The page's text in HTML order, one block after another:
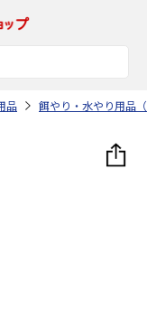
品 餌やり・水やり用品